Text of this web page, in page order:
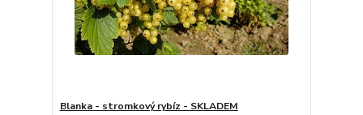
Blanka - stromkový rybíz - SKLADEM